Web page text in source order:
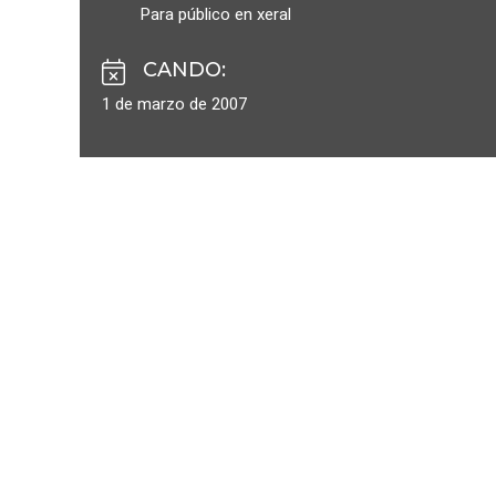
Para público en xeral
CANDO:
1 de marzo de 2007